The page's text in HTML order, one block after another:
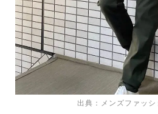
出典：メンズファッシ